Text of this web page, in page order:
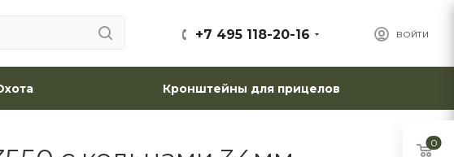
ВОЙТИ
+7 495 118-20-16
Кронштейны для прицелов
0